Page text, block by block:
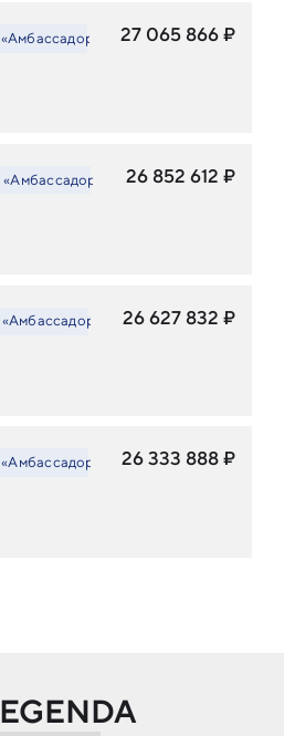
LEGENDA»Акция
27 065 866₽
LEGENDA»Акция
26 852 612 ₽
LEGENDA»Акция
26 627 832 ₽
LEGENDA»Акция
26 333 888₽